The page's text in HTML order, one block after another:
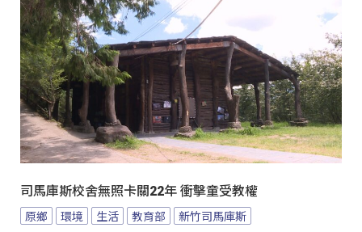
司馬庫斯校舍無照卡關22年 衝擊童受教權
原鄉 環境 生活 教育部 新竹司馬庫斯